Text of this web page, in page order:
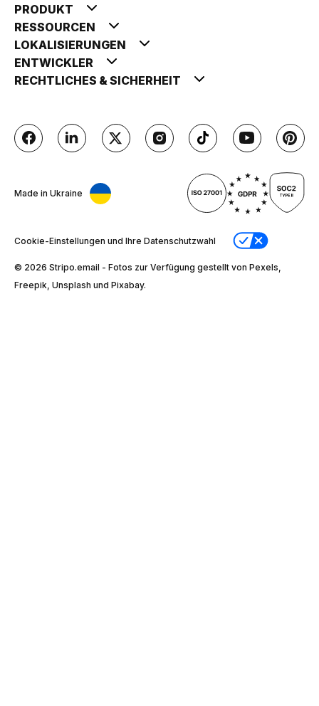
PRODUKT
RESSOURCEN
LOKALISIERUNGEN
ENTWICKLER
RECHTLICHES & SICHERHEIT
Made in Ukraine
Cookie-Einstellungen und Ihre Datenschutzwahl
© 2026 Stripо.email - Fotos zur Verfügung gestellt von Pexels,
Freepik, Unsplash und Pixabay.